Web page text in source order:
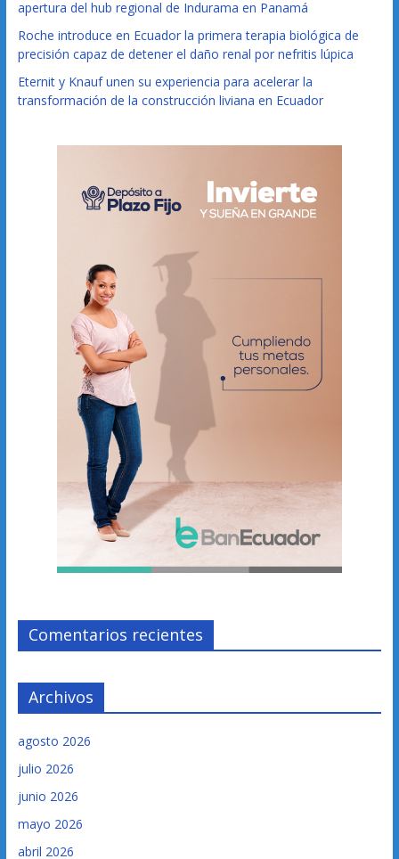
apertura del hub regional de Indurama en Panamá
Roche introduce en Ecuador la primera terapia biológica de
precisión capaz de detener el daño renal por nefritis lúpica
Eternit y Knauf unen su experiencia para acelerar la
transformación de la construcción liviana en Ecuador
Comentarios recientes
Archivos
agosto 2026
julio 2026
junio 2026
mayo 2026
abril 2026